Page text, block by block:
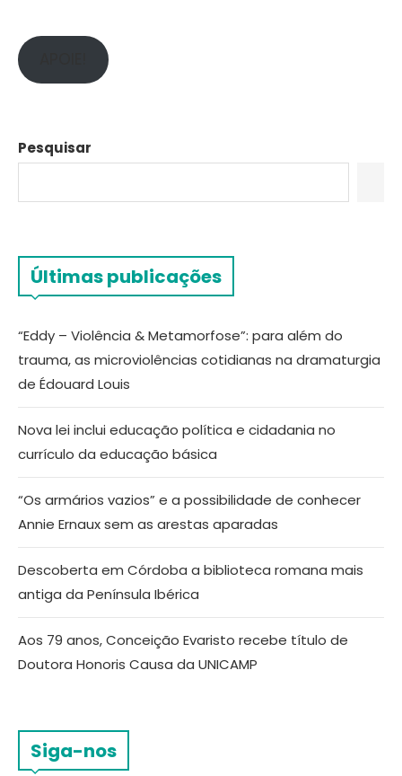
Pesquisar
Últimas publicações
“Eddy – Violência & Metamorfose”: para além do
trauma, as microviolências cotidianas na dramaturgia
de Édouard Louis
Nova lei inclui educação política e cidadania no
currículo da educação básica
“Os armários vazios” e a possibilidade de conhecer
Annie Ernaux sem as arestas aparadas
Descoberta em Córdoba a biblioteca romana mais
antiga da Península Ibérica
Aos 79 anos, Conceição Evaristo recebe título de
Doutora Honoris Causa da UNICAMP
Siga-nos